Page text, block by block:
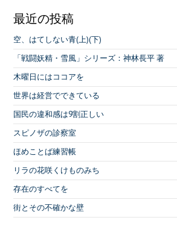
最近の投稿
空、はてしない青(上)(下)
「戦闘妖精・雪風」シリーズ：神林長平 著
木曜日にはココアを
世界は経営でできている
国民の違和感は9割正しい
スピノザの診察室
ほめことば練習帳
リラの花咲くけものみち
存在のすべてを
街とその不確かな壁